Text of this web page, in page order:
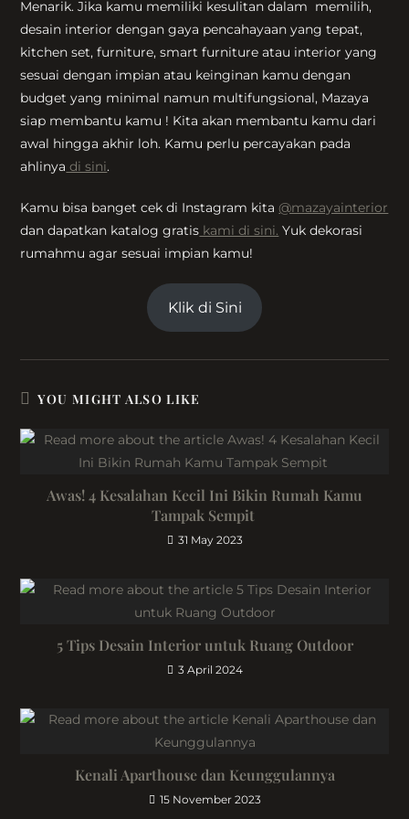
Menarik. Jika kamu memiliki kesulitan dalam memilih,
desain interior dengan gaya pencahayaan yang tepat,
kitchen set, furniture, smart furniture atau interior yang
sesuai dengan impian atau keinginan kamu dengan
budget yang minimal namun multifungsional, Mazaya
siap membantu kamu ! Kita akan membantu kamu dari
awal hingga akhir loh. Kamu perlu percayakan pada
ahlinya di sini.
Kamu bisa banget cek di Instagram kita @mazayainterior
dan dapatkan katalog gratis kami di sini. Yuk dekorasi
rumahmu agar sesuai impian kamu!
Klik di Sini
YOU MIGHT ALSO LIKE
Awas! 4 Kesalahan Kecil Ini Bikin Rumah Kamu
Tampak Sempit
31 May 2023
5 Tips Desain Interior untuk Ruang Outdoor
3 April 2024
Kenali Aparthouse dan Keunggulannya
15 November 2023